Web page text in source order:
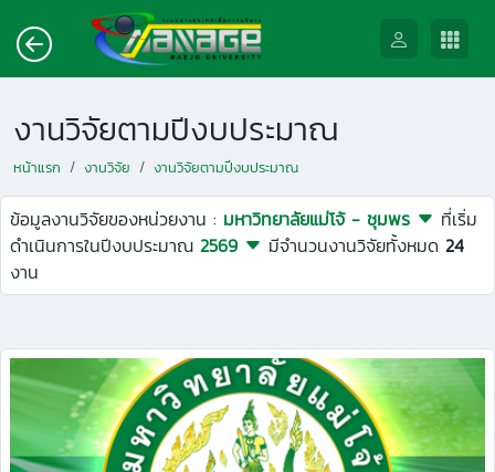
งานวิจัยตามปีงบประมาณ
หน้าแรก งานวิจัย งานวิจัยตามปีงบประมาณ
ข้อมูลงานวิจัยของหน่วยงาน : มหาวิทยาลัยแม่โจ้ - ชุมพร
ที่เริ่ม
ดำเนินการในปีงบประมาณ 2569 มีจำนวนงานวิจัยทั้งหมด 24
งาน